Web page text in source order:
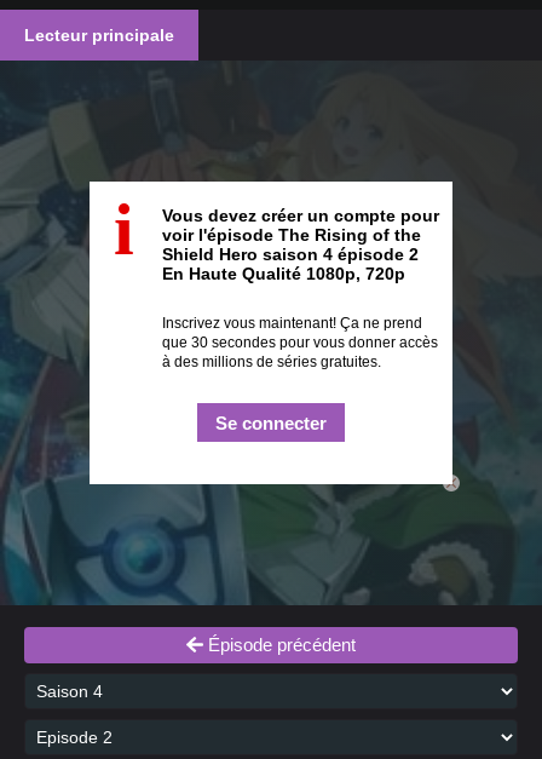
Lecteur principale
close
i
Vous devez créer un compte pour
voir l'épisode The Rising of the
Shield Hero saison 4 épisode 2
En Haute Qualité 1080p, 720p
Inscrivez vous maintenant! Ça ne prend
que 30 secondes pour vous donner accès
à des millions de séries gratuites.
Se connecter
Épisode précédent